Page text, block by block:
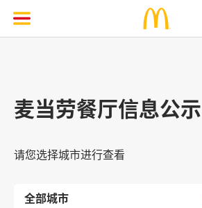
麦当劳餐厅信息公示
请您选择城市进行查看